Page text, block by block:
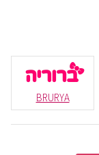
BRURYA